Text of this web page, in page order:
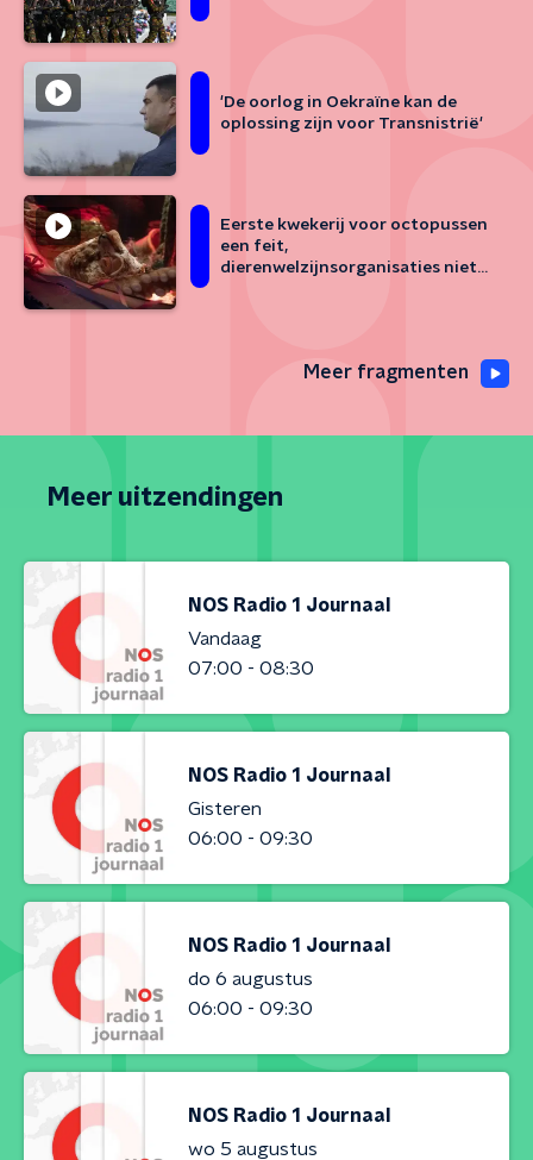
'De oorlog in Oekraïne kan de
oplossing zijn voor Transnistrië'
Eerste kwekerij voor octopussen
een feit,
dierenwelzijnsorganisaties niet
Meer fragmenten
Meer uitzendingen
NOS Radio 1 Journaal
Vandaag
07:00 - 08:30
NOS Radio 1 Journaal
Gisteren
06:00 - 09:30
NOS Radio 1 Journaal
do 6 augustus
06:00 - 09:30
NOS Radio 1 Journaal
wo 5 augustus